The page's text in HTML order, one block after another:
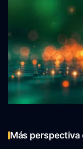
Más perspectiva